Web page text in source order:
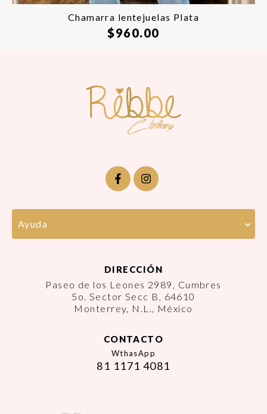
Chamarra lentejuelas Plata
$960.00
Ayuda
DIRECCIÓN
Paseo de los Leones 2989, Cumbres
5o. Sector Secc B, 64610
Monterrey, N.L., México
CONTACTO
WthasApp
81 1171 4081